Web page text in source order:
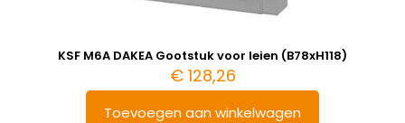
KSF M6A DAKEA Gootstuk voor leien (B78xH118)
€128,26
Toevoegen aan winkelwagen